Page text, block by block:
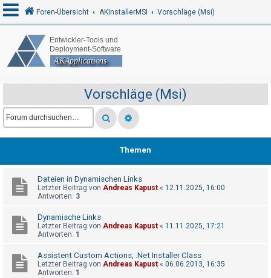
A
e
l
d
n
e
g
Foren-Übersicht AKInstallerMSI Vorschläge (Msi)
Vorschläge (Msi)
Themen
Dateien in Dynamischen Links
Letzter Beitrag von Andreas Kapust « 12.11.2025, 16:00
Antworten: 3
Dynamische Links
Letzter Beitrag von Andreas Kapust « 11.11.2025, 17:21
Antworten: 1
Assistent Custom Actions, .Net Installer Class
Letzter Beitrag von Andreas Kapust « 06.06.2013, 16:35
Antworten: 1